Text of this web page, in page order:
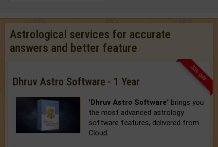
Astrological services for accurate
answers and better feature
33% OFF
Dhruv Astro Software - 1 Year
'Dhruv Astro Software' brings you
the most advanced astrology
software features, delivered from
Cloud.